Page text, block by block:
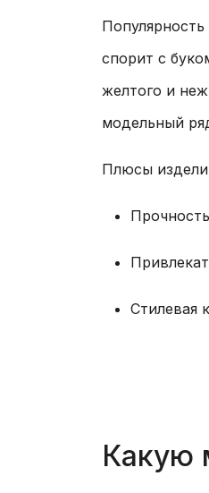
спорит с
желтого и
модельный
Плюсы
Стилевая
Какую